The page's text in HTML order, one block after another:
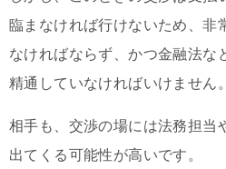
臨まなければ行けないため、非
なければならず、かつ金融法な
精通していなければいけません。
相手も、交渉の場には法務担当
出てくる可能性が高いです。